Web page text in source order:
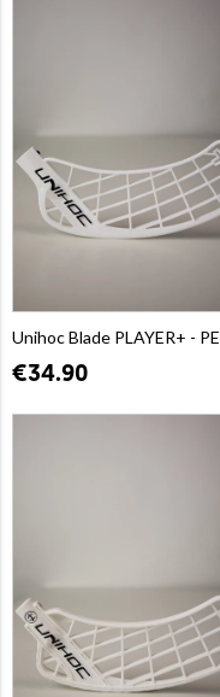
Unihoc Blade PLAYER+ - PE
€34.90